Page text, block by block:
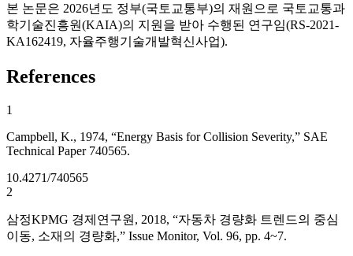
본 논문은 2026년도 정부(국토교통부)의 재원으로 국토교통과
학기술진흥원(KAIA)의 지원을 받아 수행된 연구임(RS-2021-
KA162419, 자율주행기술개발혁신사업).
References
1
Campbell, K., 1974, “Energy Basis for Collision Severity,” SAE
Technical Paper 740565.
10.4271/740565
2
삼정KPMG 경제연구원, 2018, “자동차 경량화 트렌드의 중심
이동, 소재의 경량화,” Issue Monitor, Vol. 96, pp. 4~7.